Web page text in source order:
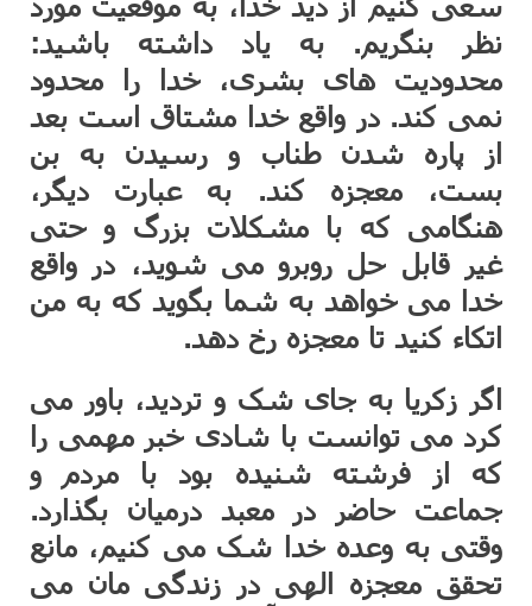
نظر بنگریم. به یاد داشته باشید:
محدودیت های بشری، خدا را محدود
نمی کند. در واقع خدا مشتاق است بعد
از پاره شدن طناب و رسیدن به بن
بست، معجزه کند. به عبارت دیگر،
هنگامی که با مشکلات بزرگ و حتی
غیر قابل حل روبرو می شوید، در واقع
خدا می خواهد به شما بگوید که به من
اتکاء کنید تا معجزه رخ دهد.
اگر زکریا به جای شک و تردید، باور می
کرد می توانست با شادی خبر مهمی را
که از فرشته شنیده بود با مردم و
جماعت حاضر در معبد درمیان بگذارد.
وقتی به وعده خدا شک می کنیم، مانع
تحقق معجزه الهی در زندگی مان می